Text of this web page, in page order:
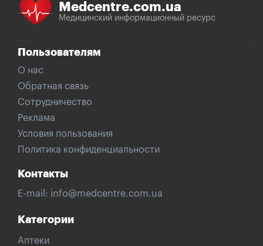
Medcentre.com.ua
Медицинский информационный ресурс
Пользователям
О нас
Обратная связь
Сотрудничество
Реклама
Условия пользования
Политика конфиденциальности
Контакты
E-mail: info@medcentre.com.ua
Категории
Аптеки